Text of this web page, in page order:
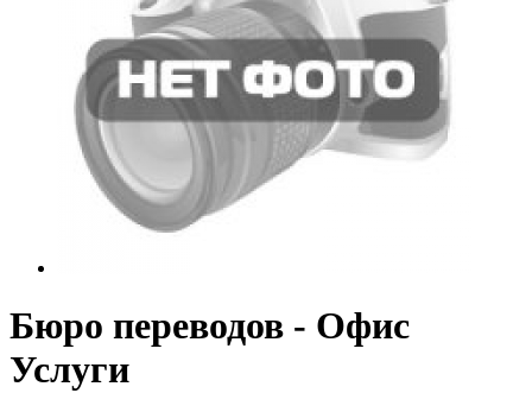
Бюро переводов - Офис
Услуги